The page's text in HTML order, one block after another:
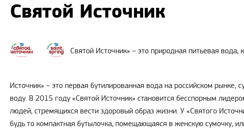
Святой Источник
Святой Источник» – это природная питьевая
Источник» – это первая бутилированная вода на российском
воду. В 2015 году «Святой Источник» становится бесспорным
людей, стремящихся вести здоровый образ жизни. У «Святого
будь то компактная бутылочка, помещающаяся в женскую сумочку,